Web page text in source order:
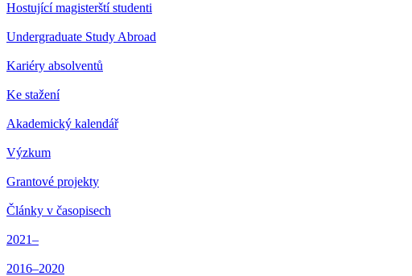
Hostující magisterští studenti
Undergraduate Study Abroad
Kariéry absolventů
Ke stažení
Akademický kalendář
Výzkum
Grantové projekty
Články v časopisech
2021–
2016–2020